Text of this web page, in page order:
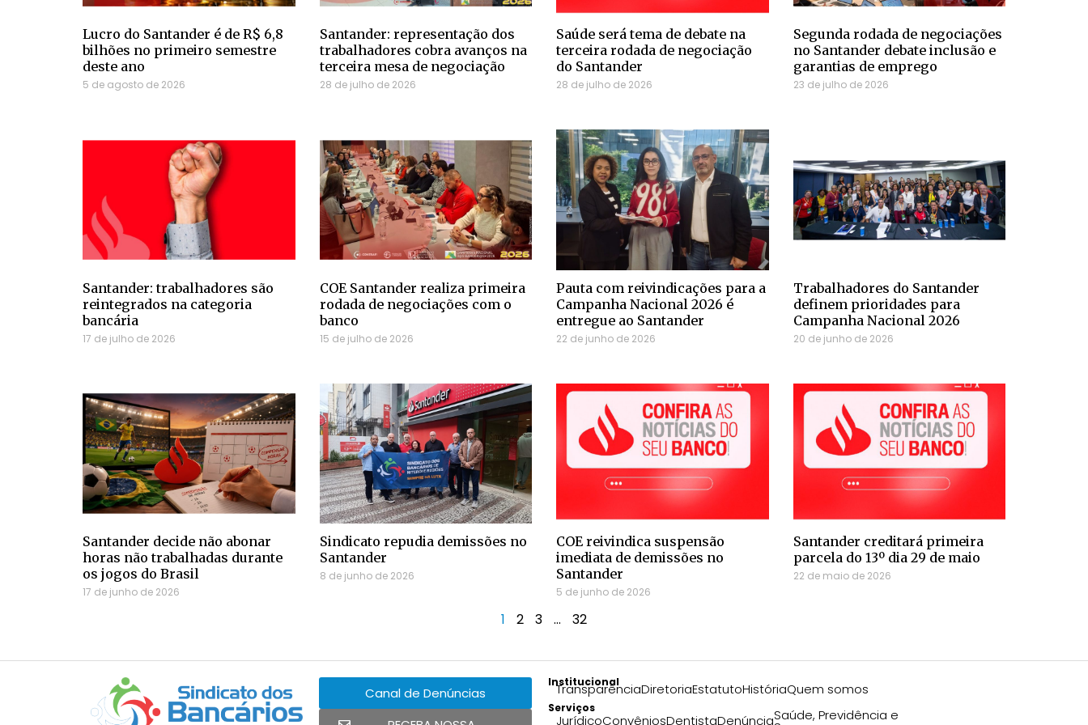
Lucro do Santander é de R$ 6,8
bilhões no primeiro semestre
deste ano
5 de agosto de 2026
Santander: representação dos
trabalhadores cobra avanços na
terceira mesa de negociação
28 de julho de 2026
Saúde será tema de debate na
terceira rodada de negociação
do Santander
28 de julho de 2026
Segunda rodada de negociações
no Santander debate inclusão e
garantias de emprego
23 de julho de 2026
Santander: trabalhadores são
reintegrados na categoria
bancária
17 de julho de 2026
COE Santander realiza primeira
rodada de negociações com o
banco
15 de julho de 2026
Pauta com reivindicações para a
Campanha Nacional 2026 é
entregue ao Santander
22 de junho de 2026
Trabalhadores do Santander
definem prioridades para
Campanha Nacional 2026
20 de junho de 2026
Santander decide não abonar
horas não trabalhadas durante
os jogos do Brasil
17 de junho de 2026
Sindicato repudia demissões no
Santander
8 de junho de 2026
COE reivindica suspensão
imediata de demissões no
Santander
5 de junho de 2026
Santander creditará primeira
parcela do 13º dia 29 de maio
22 de maio de 2026
1 2 3 … 32
Canal de Denúncias
Institucional
TransparênciaDiretoriaEstatutoHistóriaQuem somos
Serviços
JurídicoConvêniosDentistaDenúnciaSaúde, Previdência e